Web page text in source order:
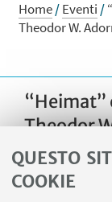
QUESTO
COOKIE
Home/Eventi /
Theodor W.
“Heimat”
Theodor
Seminario
Dallapiazza